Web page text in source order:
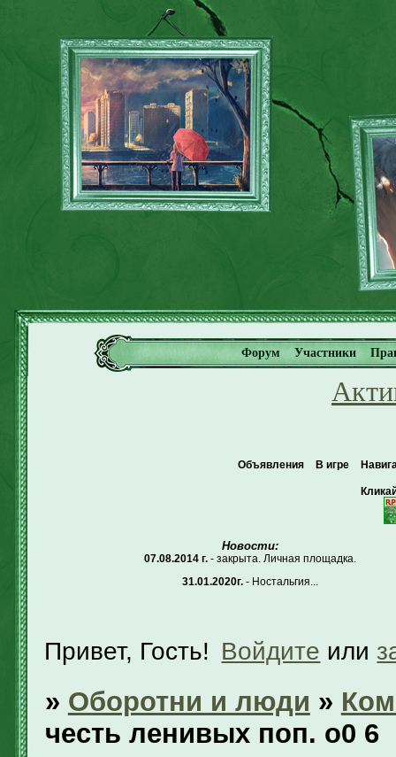
Форум Участники
Объявления В игре
Новости:
07.08.2014 г. - закрыта. Личная площадка.
31.01.2020г. - Ностальгия...
Привет, Гость! Войдите или
» Оборотни и люди »
честь ленивых поп. о0 6